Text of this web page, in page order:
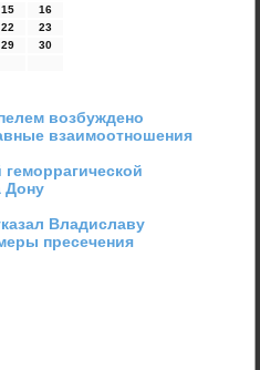
15
16
22
23
29
30
возбуждено
взаимоотношения
Дону
Владиславу
пресечения